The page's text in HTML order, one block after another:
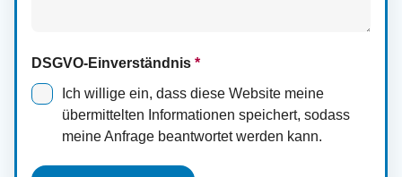
DSGVO-Einverständnis *
Ich willige ein, dass diese Website meine
übermittelten Informationen speichert, sodass
meine Anfrage beantwortet werden kann.